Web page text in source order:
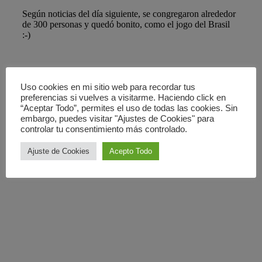
Uso cookies en mi sitio web para recordar tus
preferencias si vuelves a visitarme. Haciendo click en
“Aceptar Todo”, permites el uso de todas las cookies. Sin
embargo, puedes visitar "Ajustes de Cookies" para
controlar tu consentimiento más controlado.
Ajuste de Cookies Acepto Todo